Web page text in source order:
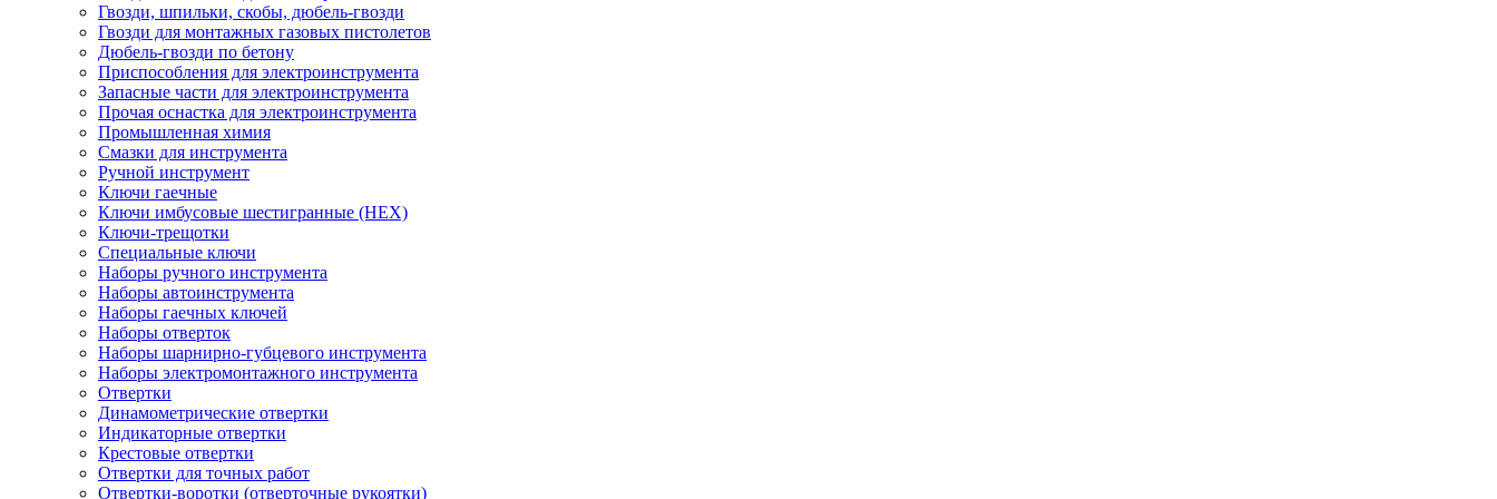
Гвозди, шпильки, скобы, дюбель-гвозди
Гвозди для монтажных газовых пистолетов
Дюбель-гвозди по бетону
Приспособления для электроинструмента
Запасные части для электроинструмента
Прочая оснастка для электроинструмента
Промышленная химия
Смазки для инструмента
Ручной инструмент
Ключи гаечные
Ключи имбусовые шестигранные (HEX)
Ключи-трещотки
Специальные ключи
Наборы ручного инструмента
Наборы автоинструмента
Наборы гаечных ключей
Наборы отверток
Наборы шарнирно-губцевого инструмента
Наборы электромонтажного инструмента
Отвертки
Динамометрические отвертки
Индикаторные отвертки
Крестовые отвертки
Отвертки для точных работ
Отвертки-воротки (отверточные рукоятки)